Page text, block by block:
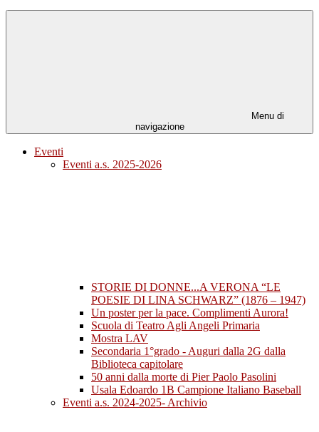
Menu di
navigazione
Eventi
Eventi a.s. 2025-2026
STORIE DI DONNE...A VERONA “LE
POESIE DI LINA SCHWARZ” (1876 – 1947)
Un poster per la pace. Complimenti Aurora!
Scuola di Teatro Agli Angeli Primaria
Mostra LAV
Secondaria 1°grado - Auguri dalla 2G dalla
Biblioteca capitolare
50 anni dalla morte di Pier Paolo Pasolini
Usala Edoardo 1B Campione Italiano Baseball
Eventi a.s. 2024-2025- Archivio